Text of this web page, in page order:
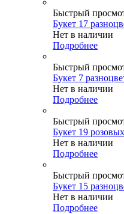
Быстрый
Букет 17
Нет в наличии
Подробнее
Быстрый
Букет 7
Нет в наличии
Подробнее
Быстрый
Букет 19
Нет в наличии
Подробнее
Быстрый
Букет 15
Нет в наличии
Подробнее